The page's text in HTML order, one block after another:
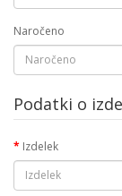
Naročeno
Podatki o
Izdelek